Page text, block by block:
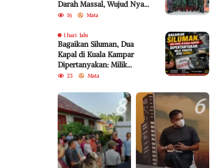
Darah Massal, Wujud Nyata
Pengabdian untuk
16 Mata
1 hari lalu
Bagaikan Siluman, Dua
Kapal di Kuala Kampar
Dipertanyakan: Milik
Swasta atau BUMD?
23 Mata
8 6